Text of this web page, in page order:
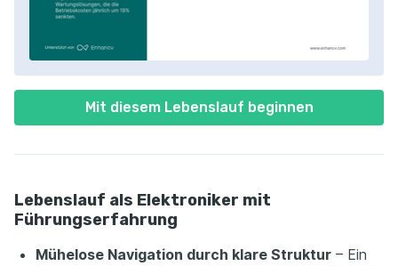
Mit diesem Lebenslauf beginnen
Lebenslauf als Elektroniker mit
Führungserfahrung
Mühelose Navigation durch klare Struktur – Ein